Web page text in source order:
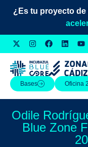
¿Es tu proyecto
Bases Oficina
Odile
Blue Zone